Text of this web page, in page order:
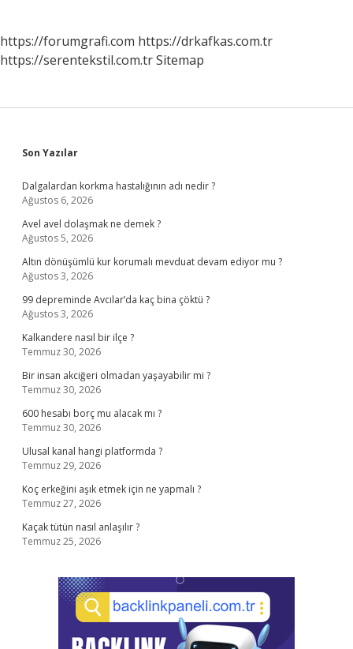
https://forumgrafi.com https://drkafkas.com.tr
https://serentekstil.com.trSitemap
Sidebar
Son Yazılar
Dalgalardan korkma hastalığının adı nedir ?
Ağustos 6, 2026
Avel avel dolaşmak ne demek ?
Ağustos 5, 2026
Altın dönüşümlü kur korumalı mevduat devam ediyor mu ?
Ağustos 3, 2026
99 depreminde Avcılar’da kaç bina çöktü ?
Ağustos 3, 2026
Kalkandere nasıl bir ilçe ?
Temmuz 30, 2026
Bir insan akciğeri olmadan yaşayabilir mi ?
Temmuz 30, 2026
600 hesabı borç mu alacak mı ?
Temmuz 30, 2026
Ulusal kanal hangi platformda ?
Temmuz 29, 2026
Koç erkeğini aşık etmek için ne yapmalı ?
Temmuz 27, 2026
Kaçak tütün nasıl anlaşılır ?
Temmuz 25, 2026